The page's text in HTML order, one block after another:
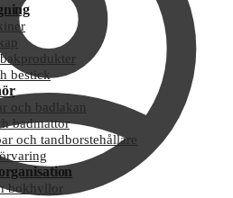
bestick
och badlakan
badmattor
och tandborstehållare
bokhyllor